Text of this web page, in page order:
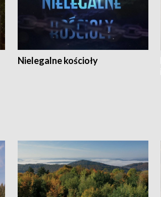
Nielegalne kościoły